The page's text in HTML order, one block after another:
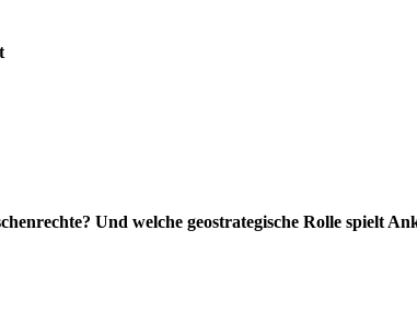
Und welche geostrategische Rolle spielt